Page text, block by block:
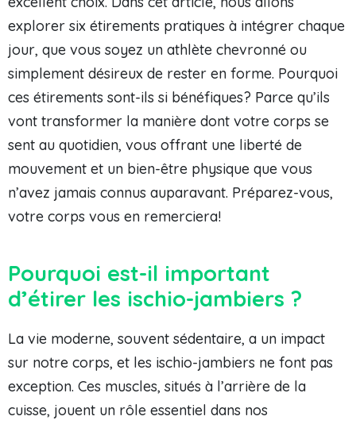
explorer six étirements pratiques à intégrer chaque
jour, que vous soyez un athlète chevronné ou
simplement désireux de rester en forme. Pourquoi
ces étirements sont-ils si bénéfiques? Parce qu’ils
vont transformer la manière dont votre corps se
sent au quotidien, vous offrant une liberté de
mouvement et un bien-être physique que vous
n’avez jamais connus auparavant. Préparez-vous,
votre corps vous en remerciera!
Pourquoi est-il important
d’étirer les ischio-jambiers ?
La vie moderne, souvent sédentaire, a un impact
sur notre corps, et les ischio-jambiers ne font pas
exception. Ces muscles, situés à l’arrière de la
cuisse, jouent un rôle essentiel dans nos